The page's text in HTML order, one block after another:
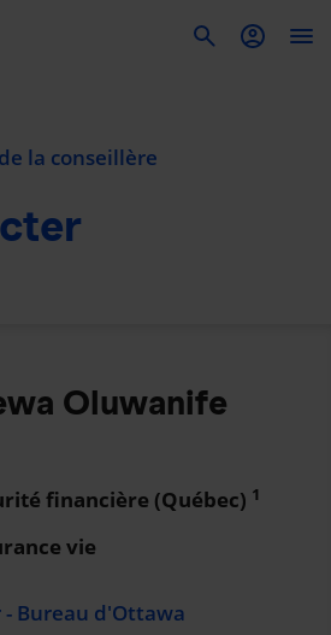
la conseillère
Oluwanife
financière (Québec) 1
vie
Bureau d'Ottawa